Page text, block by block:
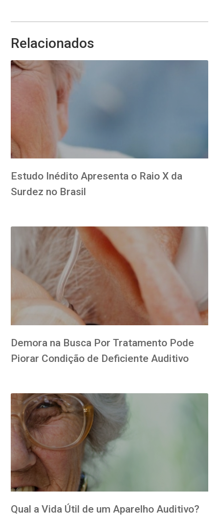
Relacionados
Estudo Inédito Apresenta o Raio X da
Surdez no Brasil
Demora na Busca Por Tratamento Pode
Piorar Condição de Deficiente Auditivo
Qual a Vida Útil de um Aparelho Auditivo?